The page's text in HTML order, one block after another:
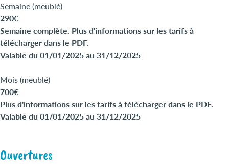
Semaine (meublé)
290€
Semaine complète. Plus d'informations sur les tarifs à
télécharger dans le PDF.
Valable du 01/01/2025 au 31/12/2025
Mois (meublé)
700€
Plus d'informations sur les tarifs à télécharger dans le PDF.
Valable du 01/01/2025 au 31/12/2025
Ouvertures